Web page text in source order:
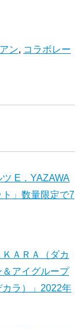
ン, コラボレー
ツ E．YAZAWA
」数量限定で7
ＫＡＲＡ（ダカ
アイグループ
ラ）」2022年